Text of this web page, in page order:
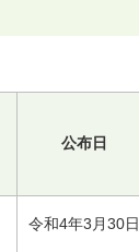
公布日
令和4年3月30日